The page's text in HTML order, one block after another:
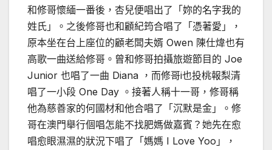
和修哥懷緬一番後，杏兒便唱出了「妳的名字我的
姓氏」。之後修哥也和顧紀筠合唱了「憑著愛」，
原本坐在台上座位的顧老闆夫婿 Owen 陳仕煒也有
高歌一曲送給修哥。曾和修哥拍攝旅遊節目的 Joe
Junior 也唱了一曲 Diana ，而修哥i也投桃報梨清
唱了一小段 One Day 。接著人稱十一哥，修哥稱
他為慈善家的何國材和他合唱了「沉默是金」。修
哥在澳門舉行個唱怎能不找肥媽做嘉賓？她先在愈
唱愈眼濕濕的狀況下唱了「媽媽 I Love Yoo」，